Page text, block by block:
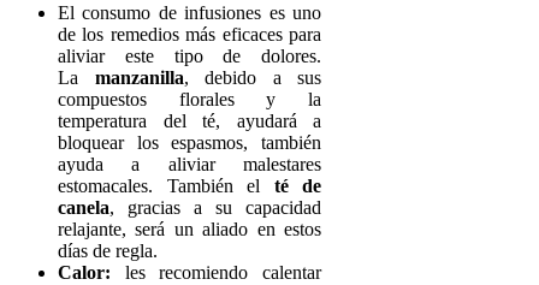
El consumo de infusiones es uno
de los remedios más eficaces para
aliviar este tipo de dolores.
La manzanilla, debido a sus
compuestos florales y la
temperatura del té, ayudará a
bloquear los espasmos, también
ayuda a aliviar malestares
estomacales. También el té de
canela, gracias a su capacidad
relajante, será un aliado en estos
días de regla.
Calor: les recomiendo calentar